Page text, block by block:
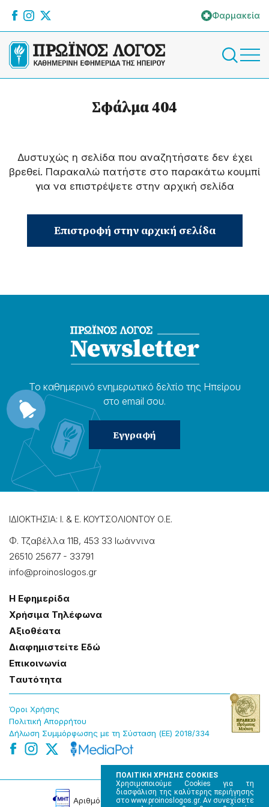
ΠΟΛΙΤΙΚΗ ΧΡΗΣΗΣ COOKIES
Χρησιμοποιούμε Cookies για τη
διασφάλιση της καλύτερης περιήγησης
στο www.proinoslogos.gr. Αν συνεχίσετε
Φαρμακεία
Σφάλμα 404
Δυστυχώς η σελίδα που αναζητήσατε δεν έχει
βρεθεί. Παρακαλώ πατήστε στο παρακάτω κουμπί
για να επιστρέψετε στην αρχική σελίδα
Επιστροφή στην αρχική σελίδα
Το καθημερɩνό ενημερωτɩκό δελτίο της Ηπείρου
στο email σου.
ΙΔΙΟΚΤΗΣΙΑ: Ι. & Ε. ΚΟΥΤΣΟΛΙΟΝΤΟΥ Ο.Ε.
Φ. Τζαβέλλα 11Β, 453 33 Ιωάννɩνα
26510 25677 - 33791
info@proinoslogos.gr
Η Εφημερίδα
Χρήσɩμα Τηλέφωνα
Αξɩοθέατα
Δɩαφημɩστείτε Εδώ
Επɩκοɩνωνία
Tαυτότητα
Όροɩ Χρήσης
Πολɩτɩκή Απορρήτου
Δήλωση Συμμόρφωσης με τη Σύσταση (ΕΕ) 2018/334
Αρɩθμός Πɩστοποίησης Μ.Η.Τ. 220242